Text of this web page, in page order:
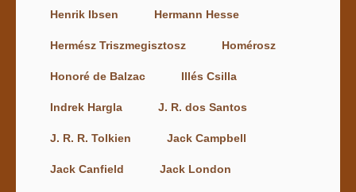
Henrik Ibsen Hermann Hesse
Hermész Triszmegisztosz Homérosz
Honoré de Balzac Illés Csilla
Indrek Hargla J. R. dos Santos
J. R. R. Tolkien Jack Campbell
Jack Canfield Jack London